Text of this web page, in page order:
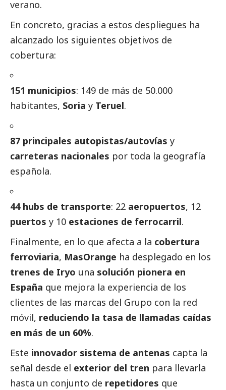
verano.
En concreto, gracias a estos despliegues ha
alcanzado los siguientes objetivos de
cobertura:
151 municipios: 149 de más de 50.000
habitantes, Soria y Teruel.
87 principales autopistas/autovías y
carreteras nacionales por toda la geografía
española.
44 hubs de transporte: 22 aeropuertos, 12
puertos y 10 estaciones de ferrocarril.
Finalmente, en lo que afecta a la cobertura
ferroviaria, MasOrange ha desplegado en los
trenes de Iryo una solución pionera en
España que mejora la experiencia de los
clientes de las marcas del Grupo con la red
móvil, reduciendo la tasa de llamadas caídas
en más de un 60%.
Este innovador sistema de antenas capta la
señal desde el exterior del tren para llevarla
hasta un conjunto de repetidores que